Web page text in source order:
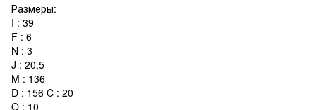
Размеры:
I : 39
F : 6
N : 3
J : 20,5
M : 136
D : 156 C : 20
O : 10